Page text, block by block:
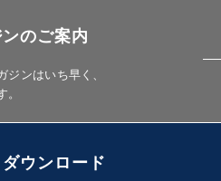
のご案内
ンはいち早く、
ウンロード